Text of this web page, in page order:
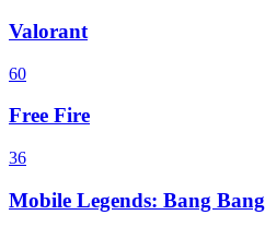
Valorant
60
Free Fire
36
Mobile Legends: Bang Bang